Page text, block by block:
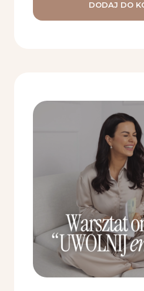
DODAJ DO